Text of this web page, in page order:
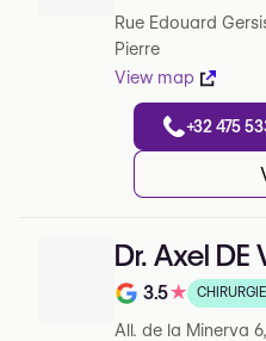
Rue Edouard
Pierre
View map
+32 475
Dr. Axel DE
Note de 3.5 sur
3.5★
All. de la Minerva